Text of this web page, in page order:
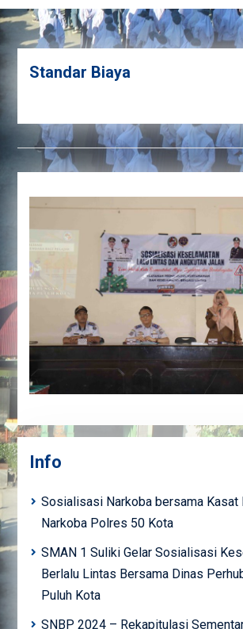
Standar Biaya
Info
Sosialisasi Narkoba bersama Kasat
Narkoba Polres 50 Kota
SMAN 1 Suliki Gelar Sosialisasi
Berlalu Lintas Bersama Dinas
Puluh Kota
SNBP 2024 – Rekapitulasi